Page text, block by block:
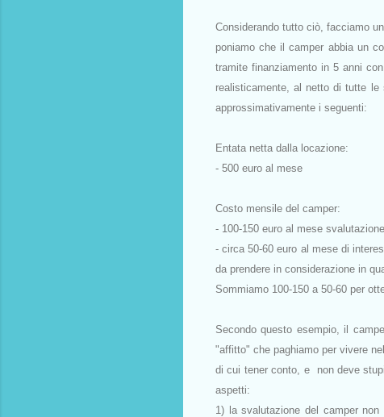
Considerando tutto ciò, facciamo
poniamo che il camper abbia un
tramite finanziamento in 5 anni
realisticamente, al netto di tutte
approssimativamente i seguenti:
Entata netta dalla locazione:
- 500 euro al mese
Costo mensile del camper:
- 100-150 euro al mese
- circa 50-60 euro al mese di
da prendere in considerazione in
Sommiamo 100-150 a 50-60 per
Secondo questo esempio, il
"affitto" che paghiamo per vivere
di cui tener conto, e non deve
aspetti:
1) la svalutazione del camper